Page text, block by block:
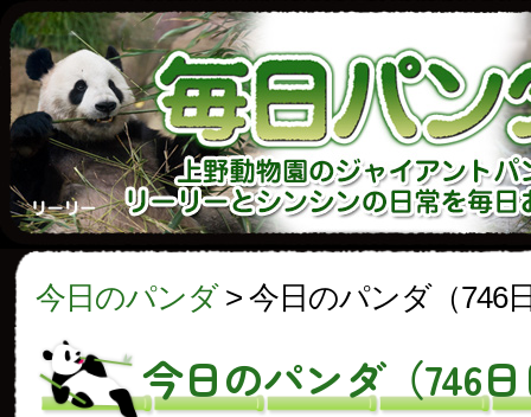
今日のパンダ> 今日のパンダ（746
今日のパンダ（746